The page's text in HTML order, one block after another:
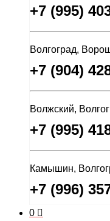
+7 (995)
Волгоград,
+7 (904)
Волжский,
+7 (995)
Камышин,
+7 (996)
0